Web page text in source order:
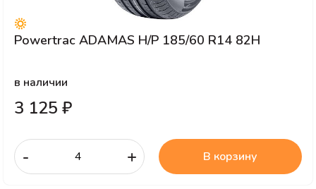
Powertrac ADAMAS H/P 185/60 R14 82H
в наличии
3 125 ₽
- + В корзину